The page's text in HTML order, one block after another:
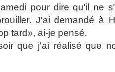
pour dire qu'il ne
J'ai demandé à
tard», ai-je pensé.
que j'ai réalisé que